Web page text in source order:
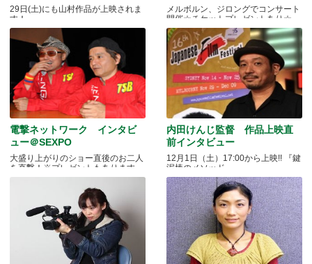
29日(土)にも山村作品が上映されま
す！
メルボルン、ジロングでコンサート
開催☆チケットプレゼントあり☆
電撃ネットワーク インタビ
ュー＠SEXPO
大盛り上がりのショー直後のお二人
を直撃！※プレゼントもあります
内田けんじ監督 作品上映直
前インタビュー
12月1日（土）17:00から上映!! 『鍵
泥棒のメソッド』